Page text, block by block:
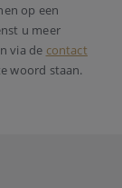
op een
u meer
via de contact
woord staan.